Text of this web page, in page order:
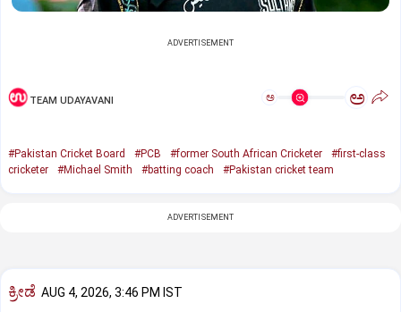
ADVERTISEMENT
TEAM UDAYAVANI ಅ ಅ
#Pakistan Cricket Board #PCB #former South African Cricketer
#first-class
cricketer
#Michael Smith #batting coach #Pakistan cricket team
ADVERTISEMENT
ಕ್ರೀಡೆ AUG 4, 2026, 3:46 PM IST